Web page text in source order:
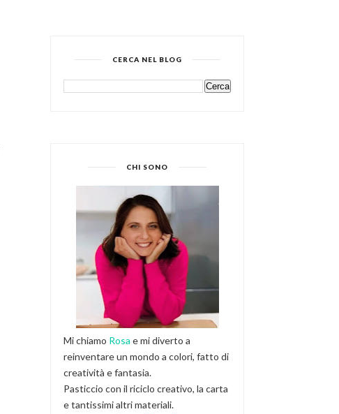
CERCA NEL BLOG
CHI SONO
Mi chiamo Rosa e mi diverto a
reinventare un mondo a colori, fatto di
creatività e fantasia.
Pasticcio con il riciclo creativo, la carta
e tantissimi altri materiali.